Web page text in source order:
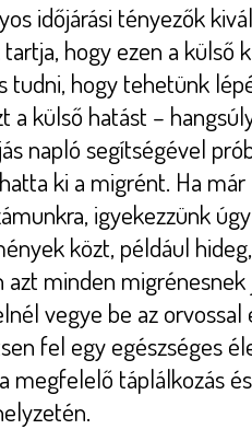
időjárási tényezők
hogy ezen a külső
tudni, hogy tehetünk
a külső hatást –
napló segítségével
ki a migrént. Ha
igyekezzünk
közt, például
azt minden
vegye be az
fel egy egészséges
megfelelő táplálkozás